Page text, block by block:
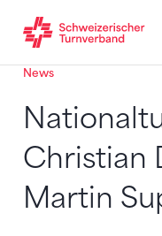
Zum Inhalt springen
Zur Sitemap navigieren
Zum Navigieren
News
Christian
Martin